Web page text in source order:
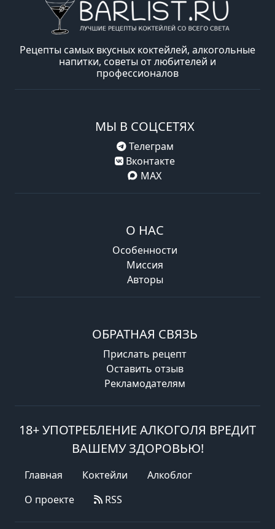
Рецепты самых вкусных коктейлей, алкогольные
напитки, советы от любителей и
профессионалов
МЫ В СОЦСЕТЯХ
Телеграм
Вконтакте
MAX
О НАС
Особенности
Миссия
Авторы
ОБРАТНАЯ СВЯЗЬ
Прислать рецепт
Оставить отзыв
Рекламодателям
18+ УПОТРЕБЛЕНИЕ АЛКОГОЛЯ ВРЕДИТ
ВАШЕМУ ЗДОРОВЬЮ!
Главная Коктейли
Алкоблог
О проекте
RSS